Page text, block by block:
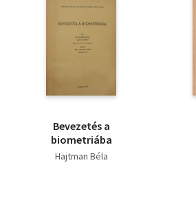
Bevezetés a
biometriába
Hajtman Béla